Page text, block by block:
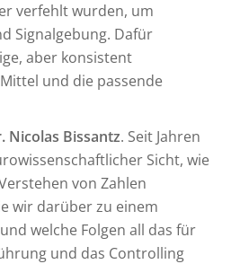
verfehlt wurden, um
Signal­gebung. Dafür
aber konsistent
und die passende
Nicolas Bissantz. Seit Jahren
Sicht, wie
von Zahlen
wir darüber zu einem
welche Folgen all das für
und das Controlling